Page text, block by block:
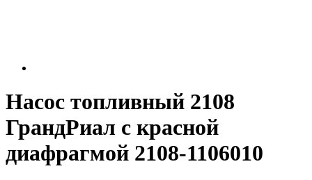
Насос топливный 2108
ГрандРиал с красной
диафрагмой 2108-1106010